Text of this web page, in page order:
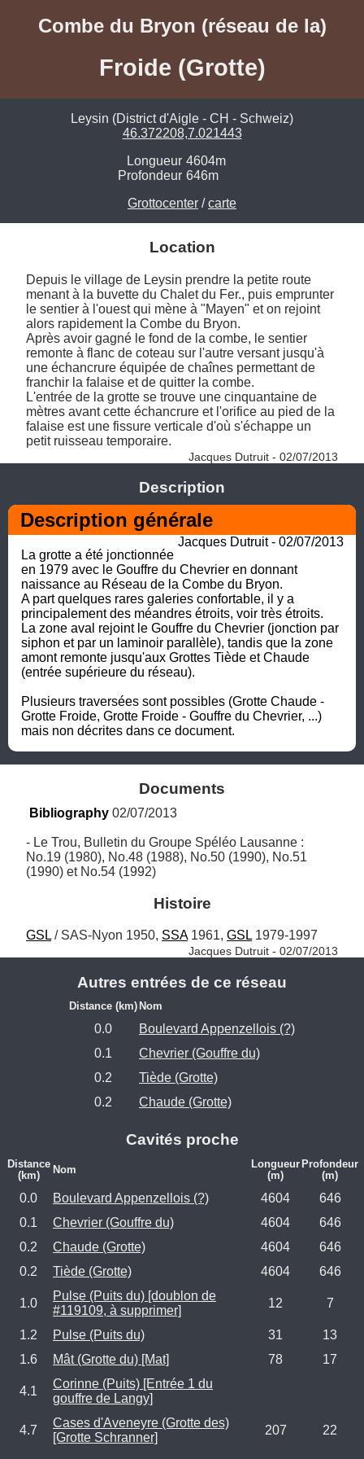
Combe du Bryon (réseau de la)
Froide (Grotte)
Leysin (District d'Aigle - CH - Schweiz)
46.372208,7.021443
Longueur 4604m
Profondeur 646m
Grottocenter /carte
Location
Depuis le village de Leysin prendre la petite route
menant à la buvette du Chalet du Fer., puis emprunter
le sentier à l'ouest qui mène à "Mayen" et on rejoint
alors rapidement la Combe du Bryon.
Après avoir gagné le fond de la combe, le sentier
remonte à flanc de coteau sur l'autre versant jusqu'à
une échancrure équipée de chaînes permettant de
franchir la falaise et de quitter la combe.
L'entrée de la grotte se trouve une cinquantaine de
mètres avant cette échancrure et l'orifice au pied de la
falaise est une fissure verticale d'où s'échappe un
petit ruisseau temporaire.
Jacques Dutruit - 02/07/2013
Description
Description générale
Jacques Dutruit - 02/07/2013
La grotte a été jonctionnée
en 1979 avec le Gouffre du Chevrier en donnant
naissance au Réseau de la Combe du Bryon.
A part quelques rares galeries confortable, il y a
principalement des méandres étroits, voir très étroits.
La zone aval rejoint le Gouffre du Chevrier (jonction par
siphon et par un laminoir parallèle), tandis que la zone
amont remonte jusqu'aux Grottes Tiède et Chaude
(entrée supérieure du réseau).
Plusieurs traversées sont possibles (Grotte Chaude -
Grotte Froide, Grotte Froide - Gouffre du Chevrier, ...)
mais non décrites dans ce document.
Documents
Bibliography 02/07/2013
- Le Trou, Bulletin du Groupe Spéléo Lausanne :
No.19 (1980), No.48 (1988), No.50 (1990), No.51
(1990) et No.54 (1992)
Histoire
GSL / SAS-Nyon 1950, SSA 1961, GSL 1979-1997
Jacques Dutruit - 02/07/2013
Autres entrées de ce réseau
Distance (km) Nom
0.0
Boulevard Appenzellois (?)
0.1
Chevrier (Gouffre du)
0.2
Tiède (Grotte)
0.2
Chaude (Grotte)
Cavités proche
Distance
(km)
Nom
Longueur
(m)
Profondeur
(m)
0.0 Boulevard Appenzellois (?) 4604
646
0.1
Chevrier (Gouffre du) 4604
646
0.2
Chaude (Grotte) 4604
646
0.2
Tiède (Grotte) 4604 646
1.0
Pulse (Puits du) [doublon de
#119109, à supprimer]
12 7
1.2 Pulse (Puits du) 31
13
1.6
Mât (Grotte du) [Mat] 78 17
4.1
Corinne (Puits) [Entrée 1 du
gouffre de Langy]
4.7
Cases d'Aveneyre (Grotte des)
[Grotte Schranner]
207 22